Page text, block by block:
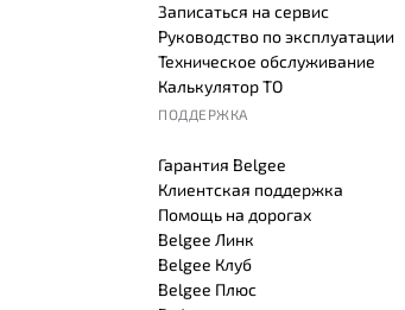
Записаться на сервис
Руководство по эксплуатации
Техническое обслуживание
Калькулятор ТО
ПОДДЕРЖКА
Гарантия Belgee
Клиентская поддержка
Помощь на дорогах
Belgee Линк
Belgee Клуб
Belgee Плюс